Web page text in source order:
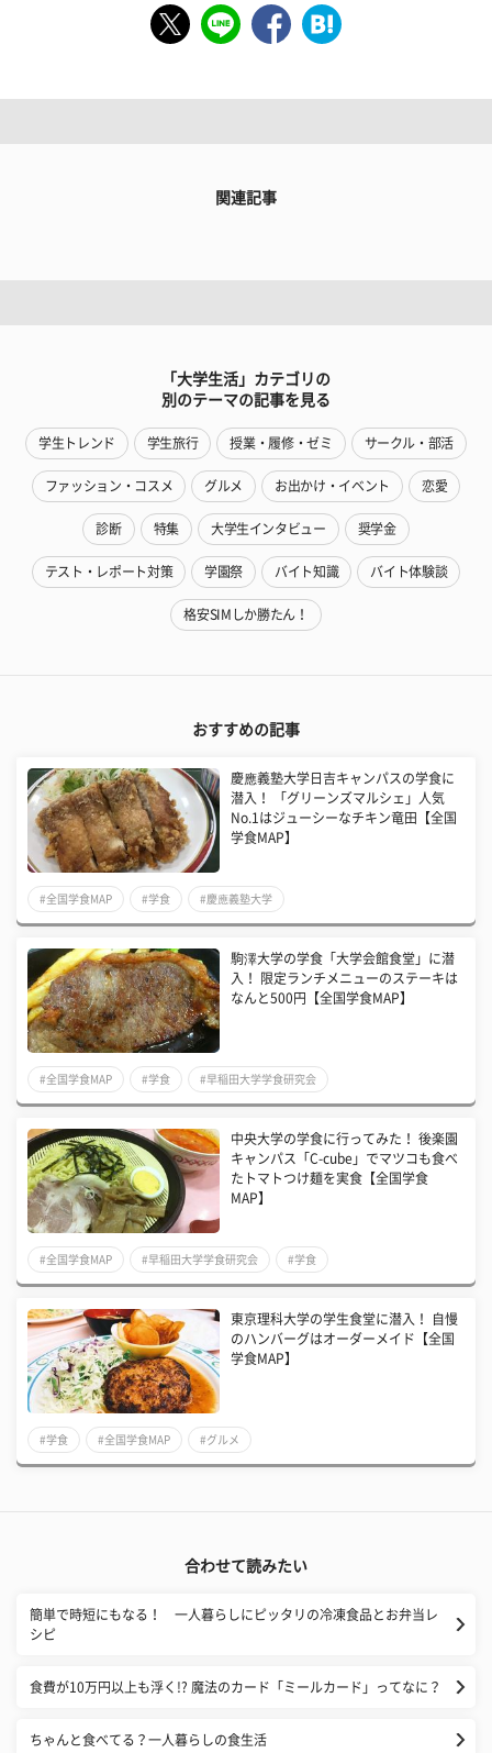
関連記事
「大学生活」カテゴリの
別のテーマの記事を見る
学生トレンド 学生旅行 授業・履修・ゼミ サークル・部活
ファッション・コスメ グルメ お出かけ・イベント 恋愛
診断 特集 大学生インタビュー 奨学金
テスト・レポート対策 学園祭 バイト知識 バイト体験談
格安SIMしか勝たん！
おすすめの記事
慶應義塾大学日吉キャンパスの学食に
潜入！ 「グリーンズマルシェ」人気
No.1はジューシーなチキン竜田【全国
学食MAP】
#全国学食MAP #学食 #慶應義塾大学
駒澤大学の学食「大学会館食堂」に潜
入！ 限定ランチメニューのステーキは
なんと500円【全国学食MAP】
#全国学食MAP #学食 #早稲田大学学食研究会
中央大学の学食に行ってみた！ 後楽園
キャンパス「C-cube」でマツコも食べ
たトマトつけ麺を実食【全国学食
MAP】
#全国学食MAP #早稲田大学学食研究会 #学食
東京理科大学の学生食堂に潜入！ 自慢
のハンバーグはオーダーメイド【全国
学食MAP】
#学食 #全国学食MAP #グルメ
合わせて読みたい
簡単で時短にもなる！ 一人暮らしにピッタリの冷凍食品とお弁当レ
シピ
食費が10万円以上も浮く!? 魔法のカード「ミールカード」ってなに？
ちゃんと食べてる？一人暮らしの食生活